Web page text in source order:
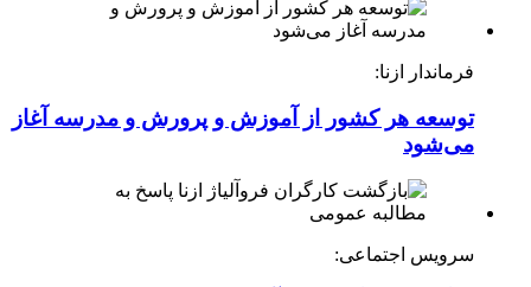
فرماندار ازنا:
توسعه هر کشور از آموزش و پرورش و مدرسه آغاز
می‌شود
سرویس اجتماعی: